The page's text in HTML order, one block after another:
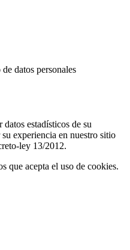
datos personales
estadísticos de su
experiencia en nuestro sitio
ley 13/2012.
que acepta el uso de cookies.